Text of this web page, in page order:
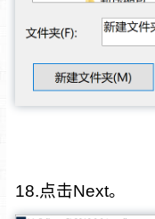
18.点击Next。